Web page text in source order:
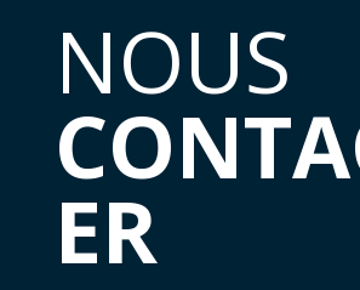
NOUS
ER